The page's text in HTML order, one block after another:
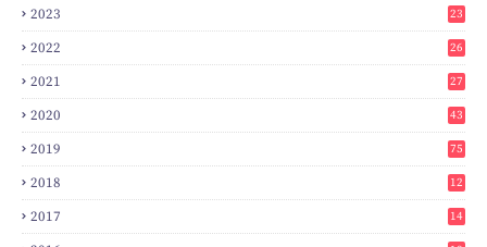
2023 23
2022 26
2021 27
2020 43
2019 75
2018
12
8
2017
14